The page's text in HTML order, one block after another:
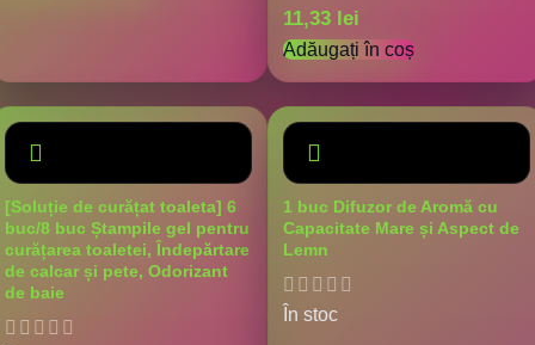
11,33 lei
Adăugați în coș
[Soluție de curățat toaleta] 6
buc/8 buc Ștampile gel pentru
curățarea toaletei, Îndepărtare
de calcar și pete, Odorizant
de baie
1 buc Difuzor de Aromă cu
Capacitate Mare și Aspect de
Lemn
În stoc